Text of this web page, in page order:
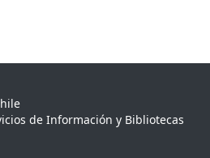
de Información y Bibliotecas